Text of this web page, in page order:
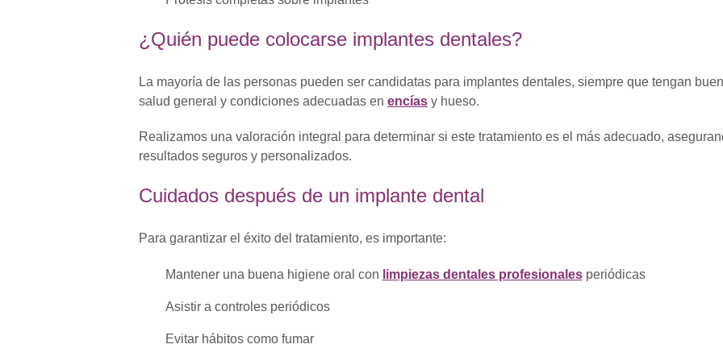
¿Quién puede colocarse implantes dentales?
La mayoría de las personas pueden ser candidatas para implantes dentales, siempre que tengan
salud general y condiciones adecuadas en encías y hueso.
Realizamos una valoración integral para determinar si este tratamiento es el más adecuado,
resultados seguros y personalizados.
Cuidados después de un implante dental
Para garantizar el éxito del tratamiento, es importante:
Mantener una buena higiene oral con limpiezas dentales profesionalesperiódicas
Asistir a controles periódicos
Evitar hábitos como fumar